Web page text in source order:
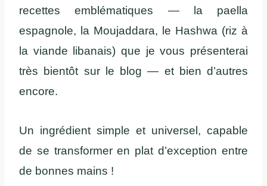
recettes emblématiques — la paella
espagnole, la Moujaddara, le Hashwa (riz à
la viande libanais) que je vous présenterai
très bientôt sur le blog — et bien d’autres
encore.
Un ingrédient simple et universel, capable
de se transformer en plat d’exception entre
de bonnes mains !